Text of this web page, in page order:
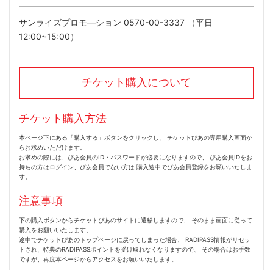
サンライズプロモ―ション 0570-00-3337 （平日
12:00~15:00）
チケット購入について
チケット購入方法
本ページ下にある「購入する」ボタンをクリックし、 チケットぴあの専用購入画面か
らお求めいただけます。
お求めの際には、ぴあ会員のID・パスワードが必要になりますので、 ぴあ会員IDをお
持ちの方はログイン、ぴあ会員でない方は 購入途中でぴあ会員登録をお願いいたしま
す。
注意事項
下の購入ボタンからチケットぴあのサイトに遷移しますので、 そのまま画面に従って
購入をお願いいたします。
途中でチケットぴあのトップページに戻ってしまった場合、 RADIPASS情報がリセッ
トされ、特典のRADIPASSポイントを受け取れなくなりますので、 その場合はお手数
ですが、再度本ページからアクセスをお願いいたします。